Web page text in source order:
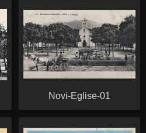
Novi-Eglise-01